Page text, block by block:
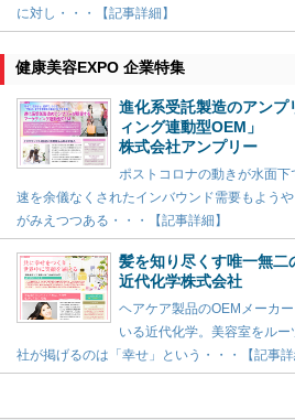
に対し・・・【記事詳細】
健康美容EXPO 企業特集
進化系受託製造のアン
ィング連動型OEM」
株式会社アンプリー
ポストコロナの動きが水面
速を余儀なくされたインバウンド需要もよう
がみえつつある・・・【記事詳細】
髪を知り尽くす唯一無二
近代化学株式会社
ヘアケア製品のOEMメーカ
いる近代化学。美容室をル
社が掲げるのは「幸せ」という・・・【記事詳